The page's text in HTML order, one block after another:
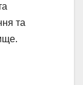
та